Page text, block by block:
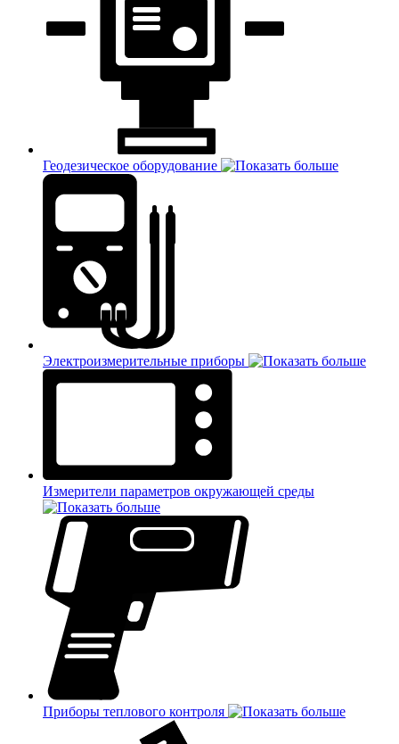
Геодезическое оборудование
Электроизмерительные приборы
Измерители параметров окружающей среды
Приборы теплового контроля